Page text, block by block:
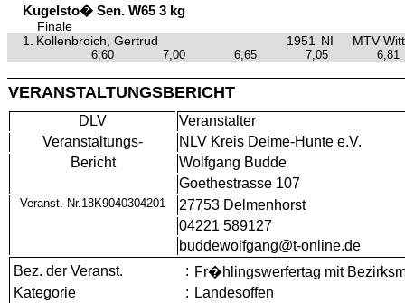
Kugelsto� Sen. W65 3 kg
Finale
1.
Kollenbroich, Gertrud 1951 NI MTV
6,60 7,00 6,65 7,05 6,81
VERANSTALTUNGSBERICHT
DLV
Veranstalter
Veranstaltungs-
NLV Kreis Delme-Hunte e.V.
Bericht
Wolfgang Budde
Goethestrasse 107
Veranst.-Nr.18K9040304201
27753 Delmenhorst
04221 589127
buddewolfgang@t-online.de
Bez. der Veranst.
: Fr�hlingswerfertag mit
Kategorie
: Landesoffen